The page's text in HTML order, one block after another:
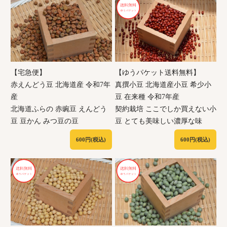
【宅急便】
赤えんどう豆 北海道産 令和7年
産
北海道ふらの 赤豌豆 えんどう
豆 豆かん みつ豆の豆
600円(税込)
【ゆうパケット送料無料】
真撰小豆 北海道産小豆 希少小
豆 在来種 令和7年産
契約栽培 ここでしか買えない小
豆 とても美味しい濃厚な味
600円(税込)